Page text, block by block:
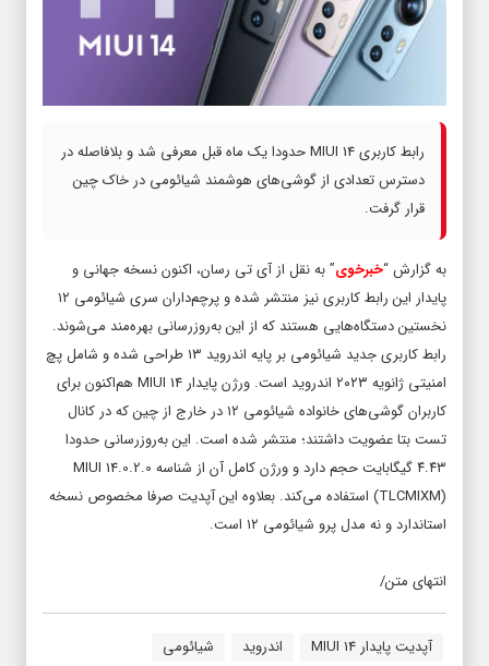
رابط کاربری MIUI 14 حدودا یک ماه قبل معرفی شد و بلافاصله در
دسترس تعدادی از گوشی‌های هوشمند شیائومی در خاک چین
قرار گرفت.
به گزارش “خبرخوی” به نقل از آی تی رسان، اکنون نسخه جهانی و
پایدار این رابط کاربری نیز منتشر شده و پرچم‌داران سری شیائومی ۱۲
نخستین دستگاه‌هایی هستند که از این به‌روزرسانی بهره‌مند می‌شوند.
رابط کاربری جدید شیائومی بر پایه اندروید ۱۳ طراحی شده و شامل پچ
امنیتی ژانویه ۲۰۲۳ اندروید است. ورژن پایدار MIUI 14 هم‌اکنون برای
کاربران گوشی‌های خانواده شیائومی ۱۲ در خارج از چین که در کانال
تست بتا عضویت داشتند؛ منتشر شده است. این به‌روزرسانی حدودا
۴.۴۳ گیگابایت حجم دارد و ورژن کامل آن از شناسه MIUI 14.0.2.0
(TLCMIXM) استفاده می‌کند. بعلاوه این آپدیت صرفا مخصوص نسخه
استاندارد و نه مدل پرو شیائومی ۱۲ است.
انتهای متن/
آپدیت پایدار MIUI 14 اندروید
شیائومی